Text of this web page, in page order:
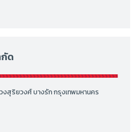
กัด
งสุริยวงศ์ บางรัก กรุงเทพมหานคร